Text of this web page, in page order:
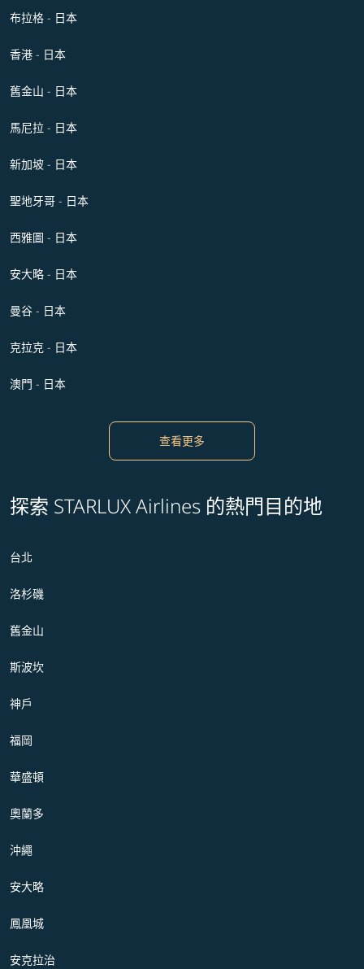
布拉格 - 日本
香港 - 日本
舊金山 - 日本
馬尼拉 - 日本
新加坡 - 日本
聖地牙哥 - 日本
西雅圖 - 日本
安大略 - 日本
曼谷 - 日本
克拉克 - 日本
澳門 - 日本
查看更多
探索 STARLUX Airlines 的熱門目的地
台北
洛杉磯
舊金山
斯波坎
神戶
福岡
華盛頓
奧蘭多
沖繩
安大略
鳳凰城
安克拉治